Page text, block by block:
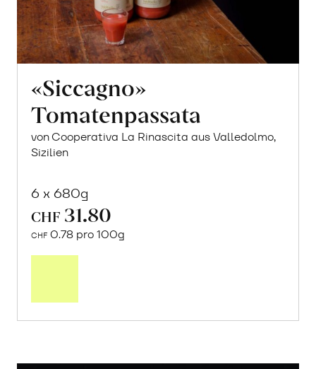
«Siccagno»
Tomatenpassata
von Cooperativa La Rinascita aus Valledolmo,
Sizilien
6 x 680g
CHF 31.80
CHF 0.78 pro 100g